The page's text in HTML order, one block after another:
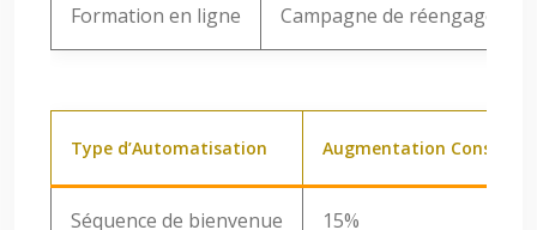
Formation en ligne Campagne de
Type d’Automatisation Augmentation
Séquence de bienvenue 15%